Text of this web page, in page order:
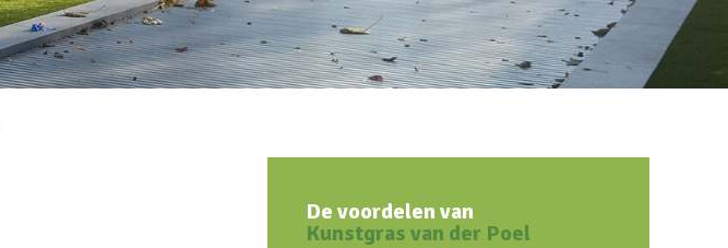
De voordelen van
Kunstgras van der Poel